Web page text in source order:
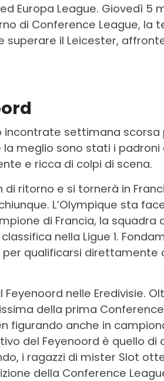
Europa League. Giovedì 5
di Conference League, la
superare il Leicester,
incontrate settimana scorsa
meglio sono stati i
e ricca di colpi di scena.
ritorno e si tornerà in
L’Olympique sta
di Francia, la squadra
nella Ligue 1.
qualificarsi direttamente
nelle Eredivisie.
della prima
figurando anche in
del Feyenoord è quello di
i ragazzi di mister Slot
della Conference